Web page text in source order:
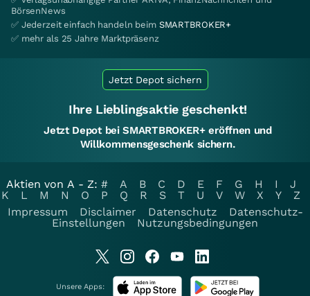
BörsenNews
✅ Jederzeit einfach handeln beim SMARTBROKER+
✅ mehr als 25 Jahre Marktpräsenz
Jetzt Depot sichern
Ihre Lieblingsaktie geschenkt!
Jetzt Depot bei SMARTBROKER+ eröffnen und
Willkommensgeschenk sichern.
Aktien von A - Z: # A B C D E F G H I
J
K
L M N O P Q R S T U V W X Y
Z
Impressum
Disclaimer Datenschutz
Datenschutz-
Einstellungen
Nutzungsbedingungen
Unsere Apps: